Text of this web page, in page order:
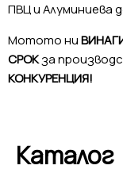
ПВЦ и Алуминиева
Мотото ни
СРОКза
КОНКУРЕНЦИЯ!
Каталог